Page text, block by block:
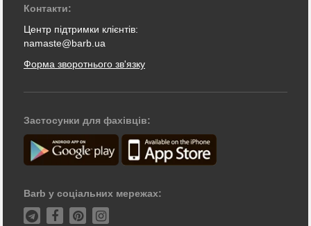
Контакти:
Центр підтримки клієнтів:
namaste@barb.ua
Форма зворотнього зв'язку
Застосунки для фахівців:
Barb у соціальних мережах: